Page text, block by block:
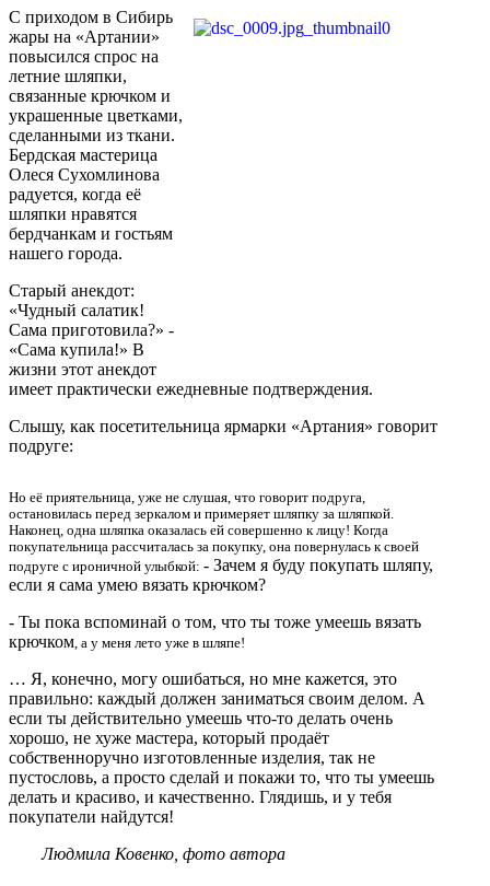
С приходом в Сибирь
жары на «Артании»
повысился спрос на
летние шляпки,
связанные крючком и
украшенные цветками,
сделанными из ткани.
Бердская мастерица
Олеся Сухомлинова
радуется, когда её
шляпки нравятся
бердчанкам и гостьям
нашего города.
Старый анекдот:
«Чудный салатик!
Сама приготовила?» -
«Сама купила!» В
жизни этот анекдот
имеет практически ежедневные подтверждения.
Слышу, как посетительница ярмарки «Артания» говорит
подруге:
Но её приятельница, уже не слушая, что говорит подруга,
остановилась перед зеркалом и примеряет шляпку за шляпкой.
Наконец, одна шляпка оказалась ей совершенно к лицу! Когда
покупательница рассчиталась за покупку, она повернулась к своей
подруге с ироничной улыбкой: - Зачем я буду покупать шляпу,
если я сама умею вязать крючком?
- Ты пока вспоминай о том, что ты тоже умеешь вязать
крючком, а у меня лето уже в шляпе!
… Я, конечно, могу ошибаться, но мне кажется, это
правильно: каждый должен заниматься своим делом. А
если ты действительно умеешь что-то делать очень
хорошо, не хуже мастера, который продаёт
собственноручно изготовленные изделия, так не
пустословь, а просто сделай и покажи то, что ты умеешь
делать и красиво, и качественно. Глядишь, и у тебя
покупатели найдутся!
Людмила Ковенко, фото автора